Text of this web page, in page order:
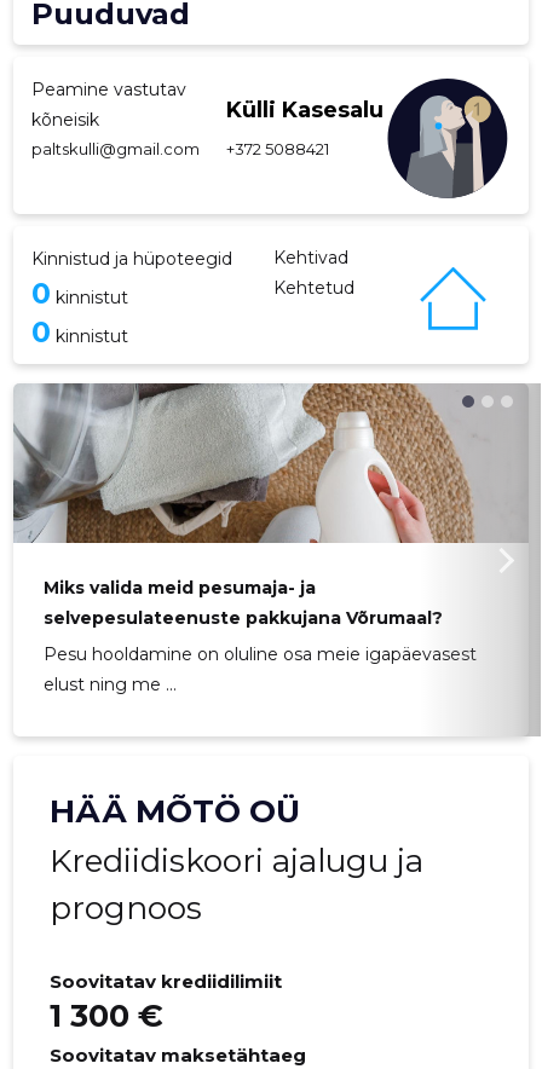
Puuduvad
Peamine vastutav
kõneisik
Külli Kasesalu
paltskulli@gmail.com +372 5088421
Kinnistud ja hüpoteegid Kehtivad
0 kinnistut Kehtetud
0 kinnistut
Miks valida meid pesumaja- ja
selvepesulateenuste pakkujana Võrumaal?
Pesu hooldamine on oluline osa meie igapäevasest
elust ning me ...
HÄÄ MÕTÖ OÜ
Krediidiskoori ajalugu ja
prognoos
Soovitatav krediidilimiit
1 300 €
Soovitatav maksetähtaeg